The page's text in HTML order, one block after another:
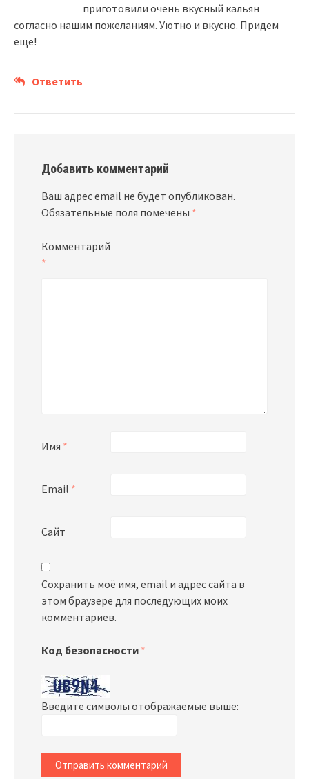
приготовили очень вкусный кальян
согласно нашим пожеланиям. Уютно и вкусно. Придем
еще!
Ответить
Добавить комментарий
Ваш адрес email не будет опубликован.
Обязательные поля помечены *
Комментарий
*
Имя *
Email *
Сайт
Сохранить моё имя, email и адрес сайта в
этом браузере для последующих моих
комментариев.
Код безопасности *
Введите символы отображаемые выше: